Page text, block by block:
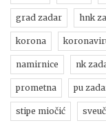
grad zadar hnk
korona
namirnice nk
prometna pu
stipe miočić